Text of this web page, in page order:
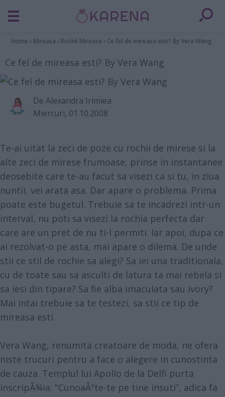
Home › Mireasa › Rochii Mireasa › Ce fel de mireasa esti? By Vera Wang
Ce fel de mireasa esti? By Vera Wang
De Alexandra Irimiea
Miercuri, 01.10.2008
Te-ai uitat la zeci de poze cu rochii de mirese si la
alte zeci de mirese frumoase, prinse in instantanee
deosebite care te-au facut sa visezi ca si tu, in ziua
nuntii, vei arata asa. Dar apare o problema. Prima
poate este bugetul. Trebuie sa te incadrezi intr-un
interval, nu poti sa visezi la rochia perfecta dar
care are un pret de nu ti-l permiti. Iar apoi, dupa ce
ai rezolvat-o pe asta, mai apare o dilema. De unde
stii ce stil de rochie sa alegi? Sa iei una traditionala,
cu de toate sau sa asculti de latura ta mai rebela si
sa iesi din tipare? Sa fie alba imaculata sau ivory?
Mai intai trebuie sa te testezi, sa stii ce tip de
mireasa esti.
Vera Wang, renumita creatoare de moda, ne ofera
niste trucuri pentru a face o alegere in cunostinta
de cauza. Templul lui Apollo de la Delfi purta
inscripÃ¾ia: "CunoaÂºte-te pe tine insuti”, adica fa